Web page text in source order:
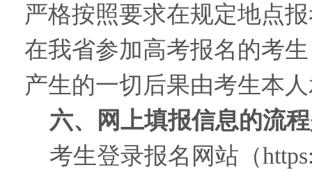
严格按照要求在规定地点
在我省参加高考报名的考
产生的一切后果由考生本
六、网上填报信息的流
考生登录报名网站（